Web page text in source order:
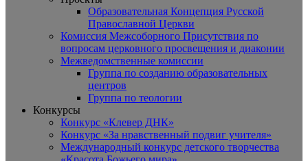
Образовательная Концепция Русской
Православной Церкви
Комиссия Межсоборного Присутствия по
вопросам церковного просвещения и диаконии
Межведомственные комиссии
Группа по созданию образовательных
центров
Группа по теологии
Конкурсы
Конкурс «Клевер ДНК»
Конкурс «За нравственный подвиг учителя»
Международный конкурс детского творчества